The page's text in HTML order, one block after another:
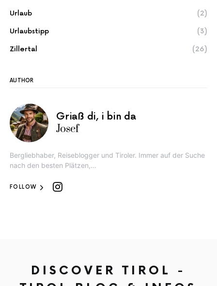
Urlaub (2)
Urlaubstipp (3)
Zillertal (26)
AUTHOR
Griaß di, i bin da
Josef
Bergliebhaber, Reiseblogger und Tiroler. Immer auf der Suche
nach den besten Plätzen,…
FOLLOW
DISCOVER TIROL -